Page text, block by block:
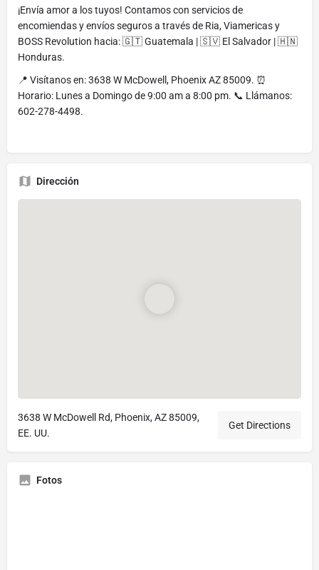
¡Envía amor a los tuyos! Contamos con servicios de
encomiendas y envíos seguros a través de Ria, Viamericas y
BOSS Revolution hacia: 🇬🇹 Guatemala | 🇸🇻 El Salvador | 🇭🇳
Honduras.
📍 Visítanos en: 3638 W McDowell, Phoenix AZ 85009. ⏰
Horario: Lunes a Domingo de 9:00 am a 8:00 pm. 📞 Llámanos:
602-278-4498.
Dirección
3638 W McDowell Rd, Phoenix, AZ 85009,
EE. UU.
Get Directions
Fotos